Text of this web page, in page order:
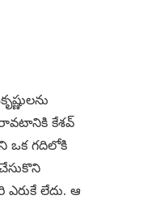
రావటానికి కేశవ్
ఒక గదిలోకి
లేదు. ఆ